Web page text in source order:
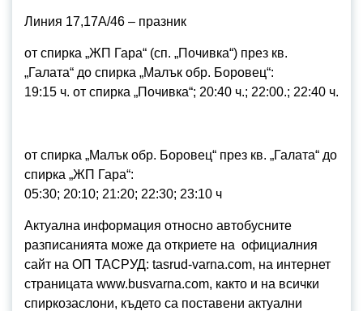
Линия 17,17А/46 – празник
от спирка „ЖП Гара“ (сп. „Почивка“) през кв.
„Галата“ до спирка „Малък обр. Боровец“:
19:15 ч. от спирка „Почивка“; 20:40 ч.; 22:00.; 22:40 ч.
от спирка „Малък обр. Боровец“ през кв. „Галата“ до
спирка „ЖП Гара“:
05:30; 20:10; 21:20; 22:30; 23:10 ч
Актуална информация относно автобусните
разписанията може да откриете на официалния
сайт на ОП ТАСРУД: tasrud-varna.com, на интернет
страницата www.busvarna.com, както и на всички
спиркозаслони, където са поставени актуални